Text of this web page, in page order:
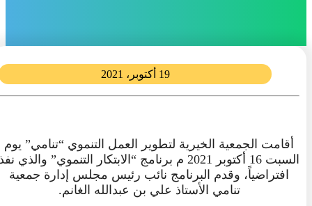
19 أكتوبر، 2021
أقامت الجمعية الخيرية لتطوير العمل التنموي “تنامي” يوم
السبت 16 أكتوبر 2021 م برنامج “الابتكار التنموي” والذي
افتراضياً، وقدم البرنامج نائب رئيس مجلس إدارة جمعية
تنامي الأستاذ علي بن عبدالله الغانم.